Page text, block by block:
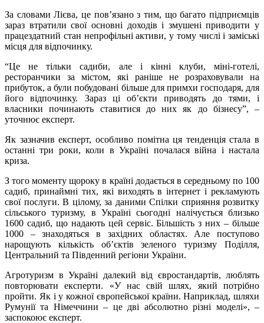
За словами Лієва, це пов’язано з тим, що багато підприємців
зараз втратили свої основні доходів і змушені приводити у
працездатний стан непрофільні активи, у тому числі і заміські
місця для відпочинку.
“Це не тільки садиби, але і кінні клуби, міні-готелі,
ресторанчики за містом, які раніше не розраховували на
прибуток, а були побудовані більше для примхи господаря, для
його відпочинку. Зараз ці об’єкти приводять до тями, і
власники починають ставитися до них як до бізнесу”, –
уточнює експерт.
Як зазначив експерт, особливо помітна ця тенденція стала в
останні три роки, коли в Україні почалася війна і настала
криза.
З того моменту щороку в країні додається в середньому по 100
садиб, принаймні тих, які виходять в інтернет і рекламують
свої послуги. В цілому, за даними Спілки сприяння розвитку
сільського туризму, в Україні сьогодні налічується близько
1600 садиб, що надають цей сервіс. Більшість з них – більше
1000 – знаходяться в західних областях. Але поступово
нарощують кількість об’єктів зеленого туризму Поділля,
Центральний та Південний регіони України.
Агротуризм в Україні далекий від євростандартів, люблять
повторювати експерти. «У нас свій шлях, який потрібно
пройти. Як і у кожної європейської країни. Наприклад, шляхи
Румунії та Німеччини – це дві абсолютно різні моделі», –
заспокоює експерт.